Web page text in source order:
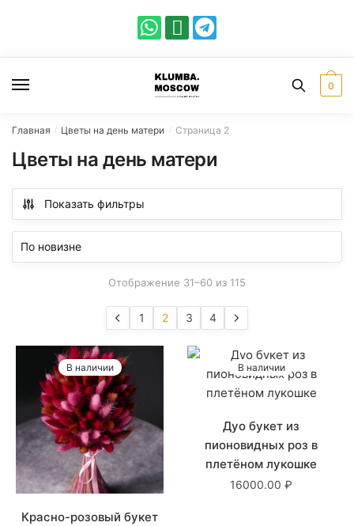
0
Главная / Цветы на день матери / Страница 2
Цветы на день матери
Показать фильтры
Отображение 31–60 из 115
1 2 3 4
В наличии
Красно-розовый букет
В наличии
Дуо букет из
пионовидных роз в
плетёном лукошке
16000.00